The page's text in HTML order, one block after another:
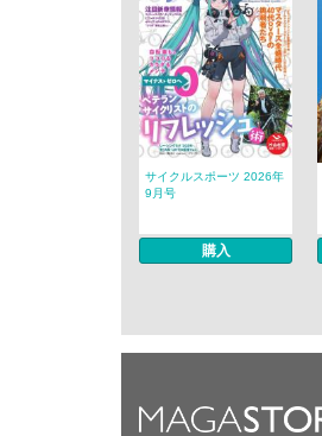
サイクルスポーツ 2026年
9月号
購入